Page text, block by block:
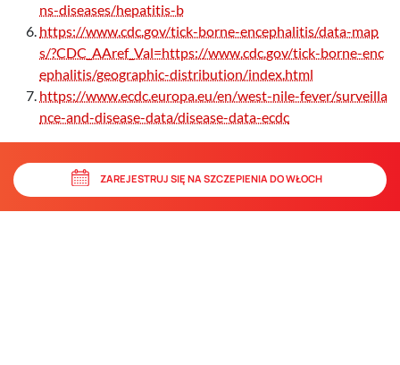
ns-diseases/hepatitis-b
https://www.cdc.gov/tick-borne-encephalitis/data-map
s/?CDC_AAref_Val=https://www.cdc.gov/tick-borne-enc
ephalitis/geographic-distribution/index.html
https://www.ecdc.europa.eu/en/west-nile-fever/surveilla
nce-and-disease-data/disease-data-ecdc
ZAREJESTRUJ SIĘ NA SZCZEPIENIA DO WŁOCH